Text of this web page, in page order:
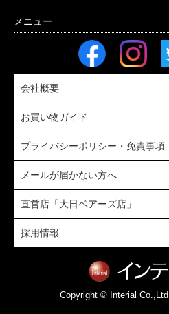
会社概要
お買い物ガイド
プライバシーポリシー・免責事項
メールが届かない方へ
直営店「大日ベアーズ店」
採用情報
Copyright © Interial